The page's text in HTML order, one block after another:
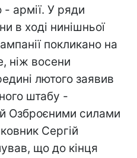
- армії. У ряди
в ході нинішньої
покликано на
ніж восени
лютого заявив
штабу -
Озброєними силами
Сергій
що до кінця